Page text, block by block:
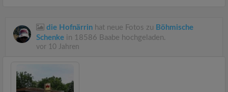
die Hofnärrin hat neue Fotos zu Böhmische
Schenke in 18586 Baabe hochgeladen.
vor 10 Jahren